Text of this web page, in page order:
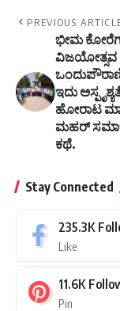
PREVIOUS
ಭೀಮ
ವಿಜಯೋತ್ಸವ
ಇದು
ಹೋರಾಟ
ಮಹರ್
ಕಥೆ.
Stay Connected
235.3K
Like
11.6K
Pin